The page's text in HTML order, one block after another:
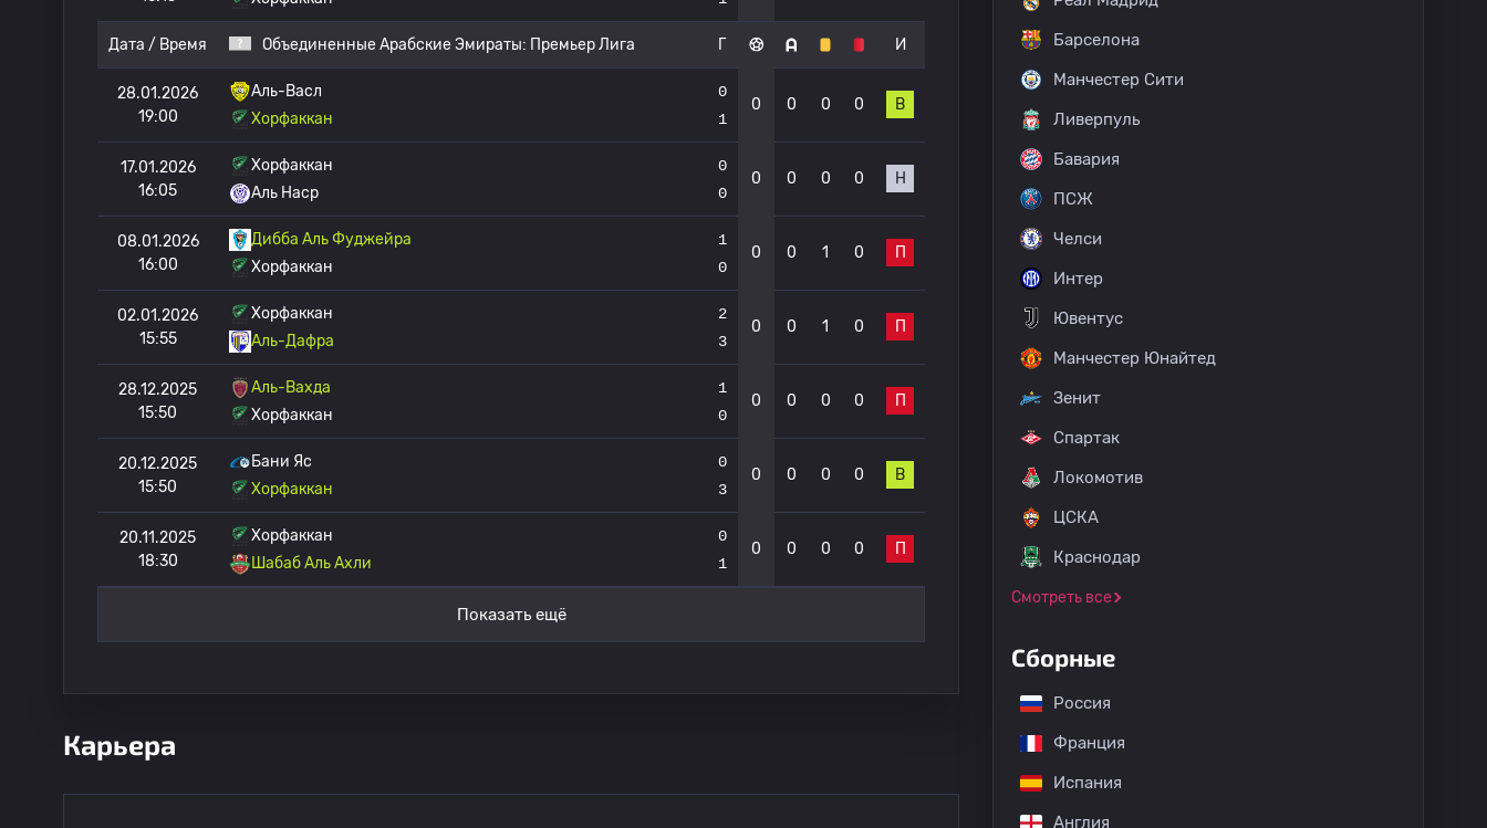
Дата / Время Объединенные Арабские Эмираты: Премьер Лига Г И
28.01.2026
19:00
Аль-Васл
Хорфаккан
0
1
0 0 0 0 В
17.01.2026
16:05
Хорфаккан
Аль Наср
0
0
0 0 0 0 Н
08.01.2026
16:00
Дибба Аль Фуджейра
Хорфаккан
1
0
0 0 1 0 П
02.01.2026
15:55
Хорфаккан
Аль-Дафра
2
3
0 0 1 0 П
28.12.2025
15:50
Аль-Вахда
Хорфаккан
1
0
0 0 0 0 П
20.12.2025
15:50
Бани Яс
Хорфаккан
0
3
0 0 0 0 В
20.11.2025
18:30
Хорфаккан
Шабаб Аль Ахли
0
1
0 0 0 0 П
Показать ещё
Карьера
Барселона
Манчестер Сити
Ливерпуль
Бавария
ПСЖ
Челси
Интер
Ювентус
Манчестер Юнайтед
Зенит
Спартак
Локомотив
ЦСКА
Краснодар
Смотреть все
Сборные
Россия
Франция
Испания
Англия